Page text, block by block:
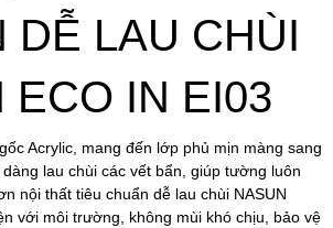
DỄ LAU CHÙI
ECO IN EI03
Acrylic, mang đến lớp phủ mịn màng sang
lau chùi các vết bẩn, giúp tường luôn
nội thất tiêu chuẩn dễ lau chùi NASUN
với môi trường, không mùi khó chịu, bảo vệ